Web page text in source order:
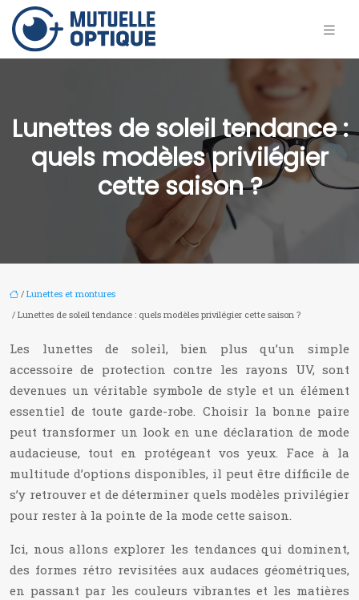
Lunettes de soleil tendance :
quels modèles privilégier
cette saison ?
/ Lunettes et montures
/ Lunettes de soleil tendance : quels modèles privilégier cette saison ?
Les lunettes de soleil, bien plus qu’un simple
accessoire de protection contre les rayons UV, sont
devenues un véritable symbole de style et un élément
essentiel de toute garde-robe. Choisir la bonne paire
peut transformer un look en une déclaration de mode
audacieuse, tout en protégeant vos yeux. Face à la
multitude d’options disponibles, il peut être difficile de
s’y retrouver et de déterminer quels modèles privilégier
pour rester à la pointe de la mode cette saison.
Ici, nous allons explorer les tendances qui dominent,
des formes rétro revisitées aux audaces géométriques,
en passant par les couleurs vibrantes et les matières